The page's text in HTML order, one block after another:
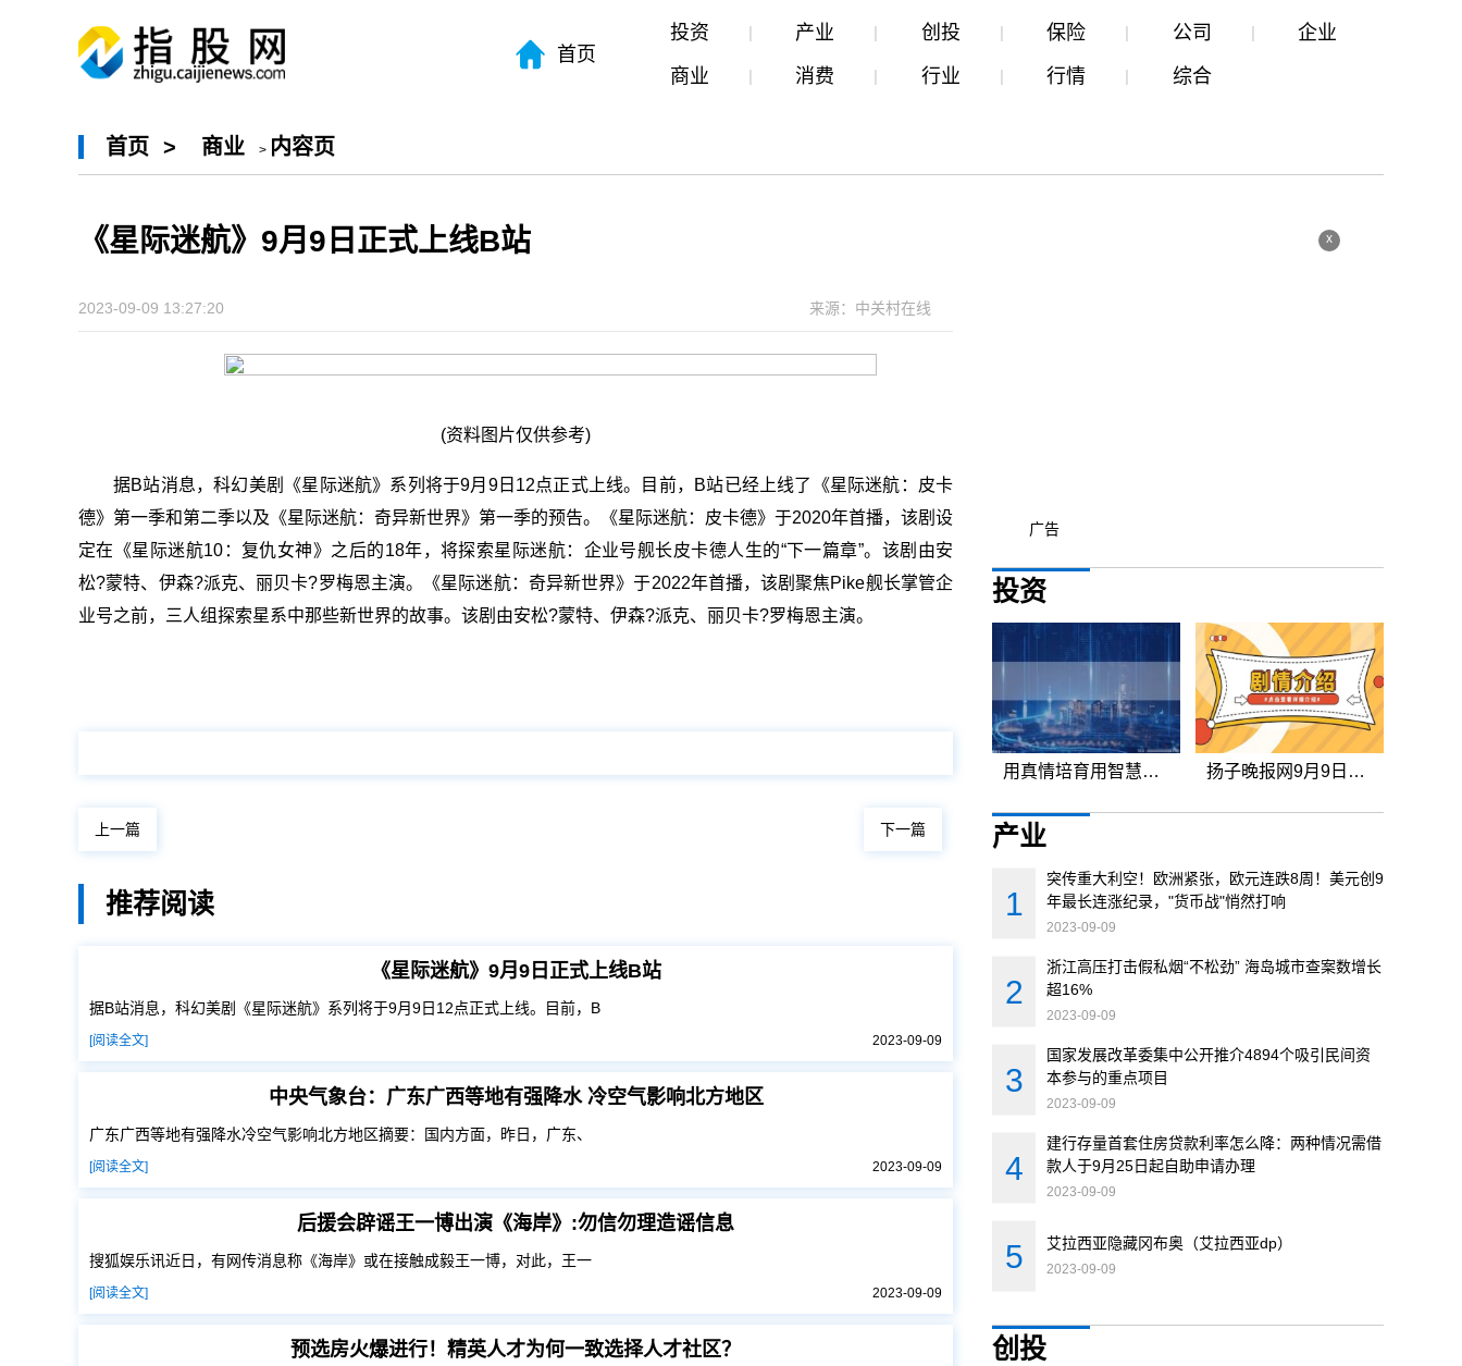
首页
投资 产业 创投 保险 公司
企业
商业
消费 行业 行情 综合
首页 > 商业 > 内容页
《星际迷航》9月9日正式上线B站
2023-09-09 13:27:20 来源：中关村在线
(资料图片仅供参考)
据B站消息，科幻美剧《星际迷航》系列将于9月9日12点正式上线。目前，B站已经上线了《星际迷航：皮卡
德》第一季和第二季以及《星际迷航：奇异新世界》第一季的预告。《星际迷航：皮卡德》于2020年首播，该剧设
定在《星际迷航10：复仇女神》之后的18年，将探索星际迷航：企业号舰长皮卡德人生的“下一篇章”。该剧由安
松?蒙特、伊森?派克、丽贝卡?罗梅恩主演。《星际迷航：奇异新世界》于2022年首播，该剧聚焦Pike舰长掌管企
业号之前，三人组探索星系中那些新世界的故事。该剧由安松?蒙特、伊森?派克、丽贝卡?罗梅恩主演。
上一篇 下一篇
推荐阅读
《星际迷航》9月9日正式上线B站
据B站消息，科幻美剧《星际迷航》系列将于9月9日12点正式上线。目前，B
[阅读全文] 2023-09-09
中央气象台：广东广西等地有强降水 冷空气影响北方地区
广东广西等地有强降水冷空气影响北方地区摘要：国内方面，昨日，广东、
[阅读全文] 2023-09-09
后援会辟谣王一博出演《海岸》:勿信勿理造谣信息
搜狐娱乐讯近日，有网传消息称《海岸》或在接触成毅王一博，对此，王一
[阅读全文] 2023-09-09
预选房火爆进行！精英人才为何一致选择人才社区？
x
广告
投资
用真情培育用智慧灌溉用平凡造就不平凡知音故里有这样一群班主任---□ 扬子晚报网9月9日讯（记者 范晓林）据中国证监会消息，证监会近日
产业
突传重大利空！欧洲紧张，欧元连跌8周！美元创9
年最长连涨纪录，"货币战"悄然打响
2023-09-09
浙江高压打击假私烟“不松劲” 海岛城市查案数增长
超16%
2023-09-09
国家发展改革委集中公开推介4894个吸引民间资
本参与的重点项目
2023-09-09
建行存量首套住房贷款利率怎么降：两种情况需借
款人于9月25日起自助申请办理
2023-09-09
艾拉西亚隐藏冈布奥（艾拉西亚dp）
2023-09-09
创投